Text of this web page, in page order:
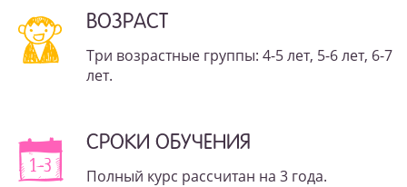
ВОЗРАСТ
Три возрастные группы: 4-5 лет, 5-6 лет, 6-7
лет.
СРОКИ ОБУЧЕНИЯ
Полный курс рассчитан на 3 года.